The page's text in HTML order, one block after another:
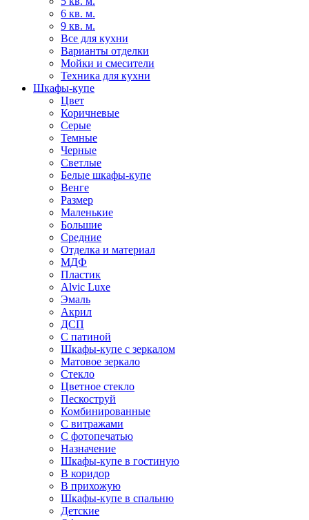
6 кв. м.
9 кв. м.
Все для кухни
Варианты отделки
Мойки и смесители
Техника для кухни
Шкафы-купе
Цвет
Коричневые
Серые
Темные
Черные
Светлые
Белые шкафы-купе
Венге
Размер
Маленькие
Большие
Средние
Отделка и материал
МДФ
Пластик
Alvic Luxe
Эмаль
Акрил
ДСП
С патиной
Шкафы-купе с зеркалом
Матовое зеркало
Стекло
Цветное стекло
Пескоструй
Комбинированные
С витражами
С фотопечатью
Назначение
Шкафы-купе в гостиную
В коридор
В прихожую
Шкафы-купе в спальню
Детские